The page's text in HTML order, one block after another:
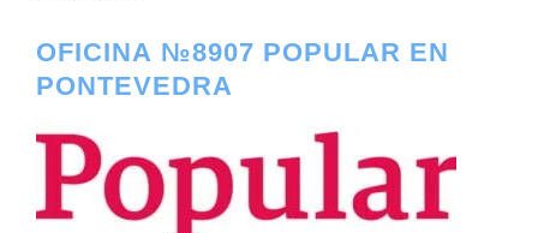
OFICINA №8907 POPULAR EN
PONTEVEDRA